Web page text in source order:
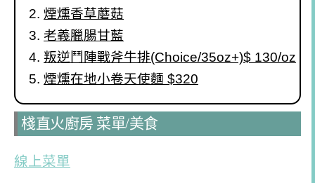
煙燻香草蘑菇
老義臘腸甘藍
叛逆鬥陣戰斧牛排(Choice/35oz+)$ 130/oz
煙燻在地小卷天使麵 $320
棧直火廚房 菜單/美食
線上菜單